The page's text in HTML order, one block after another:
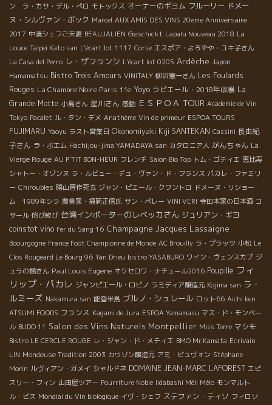
ン ラ・カサ・デル・ぺロ モトックス オーナーのギヨム フルーリー ドメー
ヌ・シルヴァン・ボック Marcel AUX AMIS DES VINS 20eme Anniversaire
2017 中湊シェフご夫妻 BEAUJALIEN Geschickt Lapalu Nouveau 2018 La
Louce Taipei Kato san L'écart lot 1117 Corse エスポア・よろずや・ユキ子さん
La Casa del Perro レ・ザフランシ L'écart lot 0205 Ardèche Japon
Hamamatsu Bistro Trois Amours VINITALY 柳沼憲一さん Les Foulards
Rouges La Chambre Noire Paris 11e Yoyo ラピエール・2018年収穫 La
Grande Motte 小島さん 星川さん 感動 ＥＳＰＯＡ TOUR Academie de Vin
Tokyo Pacalet ル・タン・デメ Anathème Vin de primeur ESPOA TOURS
FUJIMARU Yaoyu ラスト営業日 Okonomiyaki Kiji SANTEKAN Cassini 長由紀
子さん ラ・ボエム Hachijou-jima YAMADAYA san カタロニア人 がんちゃん La
Vierge Rouge AU P'TIT BON-HEUR フレンチ Salon Bio Top トム・ゴティエ 恵比寿
シャトー・オゾンヌ ラ・ルビュー・デュ・ヴァン・ド・フランス パカレ・ファミリ
ー Chiroubles 勝山晋作死去 ジャン・ピエール・クワントロ ドメーヌ・リショー
ム 1989年シラ 農業家・福岡正信氏 サン・ペレー VINI VERI 寺田本家の日本酒 コ
サール 侘び寂び 台湾インポーターのレベッカさん ジュリアン・ギヨ
coinstot vino Fer du Sang 16 Champagne Jacques Lassaigne
Boourgogne France Foot Championne de Monde AC Brouilly ラ・プラッツ 小松 Le
Clos Rougeard Le Bourg 96 Yan Drieu bistro YASABURO ワイン・ヴェンスカブ ジ
ュラの鏡さん Paul Louis Eugene オクセロワ・ナチュール2016 Poupille フィ
リップ・パカレ ジャンピエール・ロビノ ラミディア醸造元 Kojima san ラ・
ルミーズ Nakamura san 能登半島 ブルノ・シュレール ロット66 Aichi ken
ATSUMI FOODS フランス Kagami de Jura ESPOA Yamamasu マス・ド・モンペー
ル BUDO 11 Salon des Vins Naturels Montpellier Miss Terre マシモ
Bistro LE CERCLE ROUGE レ・ジャン・ド・メティエ BMO Mr.Kamata Ecrivain
LIN Mondeuse Tradition 2003 カウゾン醸造元 アミ・ビュヴォン Stéphane
Morin ルヴィアン・ガメイ シャルドネ DOMAINE JEAN-MARC LAFOREST エピ
スリー・フィン 山田屋ツアー Pourriture Noble Iidabashi Méli Mélo モンマルト
ル・ビス Mondial du Vin biologique イヴ・シェフ ステファン・ティソ フィロソ